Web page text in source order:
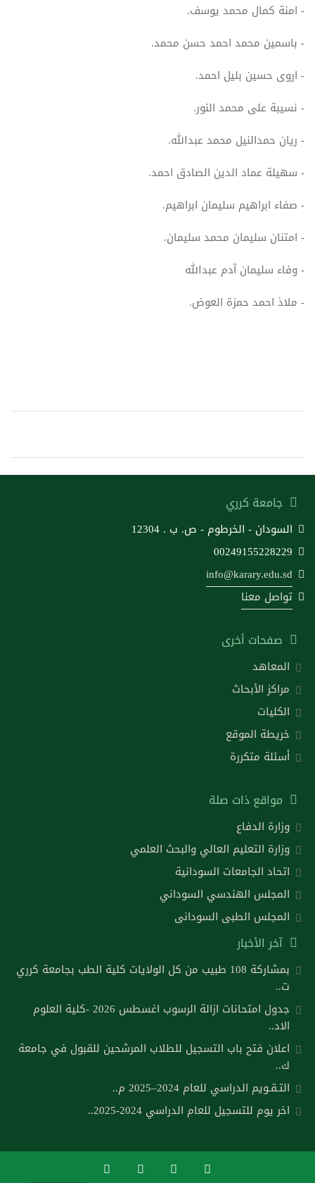
- امنة كمال محمد يوسف.
- باسمين محمد احمد حسن محمد.
- اروى حسين بليل احمد.
- نسيبة على محمد النور.
- ريان حمدالنيل محمد عبدالله.
- سهيلة عماد الدين الصادق احمد.
- صفاء ابراهيم سليمان ابراهيم.
- امتنان سليمان محمد سليمان.
- وفاء سليمان آدم عبدالله
- ملاذ احمد حمزة العوض.
جامعة كرري
السودان - الخرطوم - ص. ب . 12304
00249155228229
info@karary.edu.sd
تواصل معنا
صفحات أخرى
المعاهد
مراكز الأبحاث
الكليات
خريطة الموقع
أسئلة متكررة
مواقع ذات صلة
وزارة الدفاع
وزارة التعليم العالي والبحث العلمي
اتحاد الجامعات السودانية
المجلس الهندسي السوداني
المجلس الطبى السودانى
آخر الأخبار
بمشاركة 108 طبيب من كل الولايات كلية الطب بجامعة كرري
ت..
جدول امتحانات ازالة الرسوب اغسطس 2026 -كلية العلوم
الاد..
اعلان فتح باب التسجيل للطلاب المرشحين للقبول في جامعة
ك..
التـقـويم الدراسي للعام 2024–2025 م..
اخر يوم للتسجيل للعام الدراسي 2024-2025..